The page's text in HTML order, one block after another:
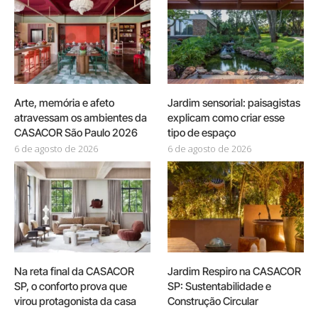
Arte, memória e afeto
atravessam os ambientes da
CASACOR São Paulo 2026
6 de agosto de 2026
Jardim sensorial: paisagistas
explicam como criar esse
tipo de espaço
6 de agosto de 2026
Na reta final da CASACOR
SP, o conforto prova que
virou protagonista da casa
Jardim Respiro na CASACOR
SP: Sustentabilidade e
Construção Circular